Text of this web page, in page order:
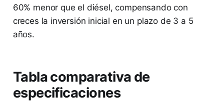
60% menor que el diésel, compensando con
creces la inversión inicial en un plazo de 3 a 5
años.
Tabla comparativa de
especificaciones